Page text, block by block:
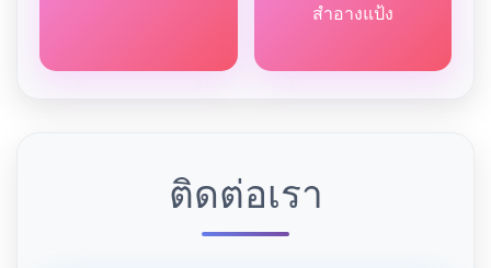
สำอางแป้ง
ติดต่อเรา